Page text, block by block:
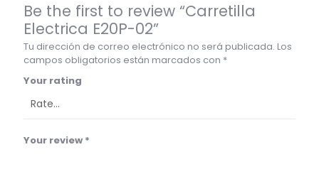
Be the first to review “Carretilla
Electrica E20P-02”
Tu dirección de correo electrónico no será publicada. Los
campos obligatorios están marcados con *
Your rating
Your review *